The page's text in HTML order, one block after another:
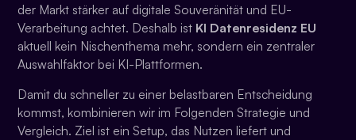
der Markt stärker auf digitale Souveränität und EU-
Verarbeitung achtet. Deshalb ist KI Datenresidenz EU
aktuell kein Nischenthema mehr, sondern ein zentraler
Auswahlfaktor bei KI-Plattformen.
Damit du schneller zu einer belastbaren Entscheidung
kommst, kombinieren wir im Folgenden Strategie und
Vergleich. Ziel ist ein Setup, das Nutzen liefert und